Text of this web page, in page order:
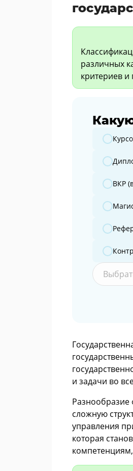
различных
критериев и
Какую
ВКР
и задачи во
Разнообразие
сложную
управления
которая